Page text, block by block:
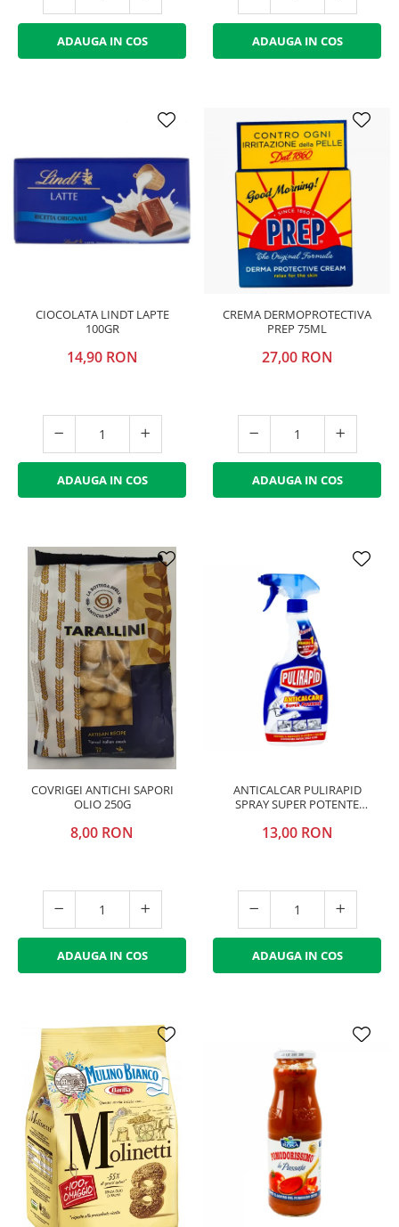
ADAUGA IN COS ADAUGA IN COS
CIOCOLATA LINDT LAPTE
100GR
14,90 RON
ADAUGA IN COS
CREMA DERMOPROTECTIVA
PREP 75ML
27,00 RON
ADAUGA IN COS
COVRIGEI ANTICHI SAPORI
OLIO 250G
8,00 RON
ADAUGA IN COS
ANTICALCAR PULIRAPID
SPRAY SUPER POTENTE
13,00 RON
ADAUGA IN COS